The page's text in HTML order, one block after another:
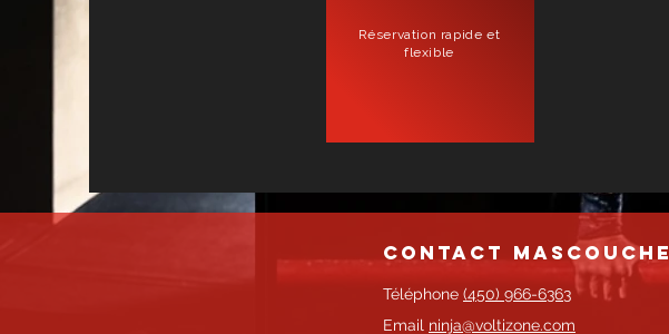
Réservation rapide et
flexible
contact mascouche
Téléphone (450) 966-6363
Email ninja@voltizone.com